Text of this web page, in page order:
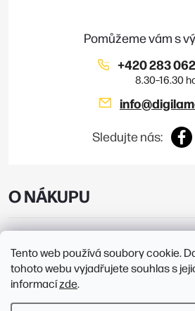
Tento web používá soubory cookie.
tohoto webu vyjadřujete souhlas s
informacízde.
O NÁKUPU
PRODEJNY
info@
+420 283
Sledujte nás: